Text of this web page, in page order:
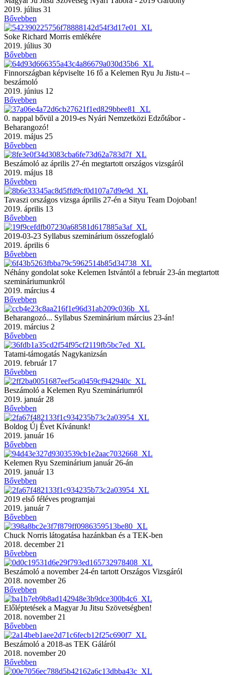
2019. július 31
Bővebben
Soke Richard Morris emlékére
2019. július 30
Bővebben
Finnországban képviselte 16 fő a Kelemen Ryu Ju Jistu-t –
beszámoló
2019. június 12
Bővebben
0. nappal bővül a 2019-es Nyári Nemzetközi Edzőtábor -
Beharangozó!
2019. május 25
Bővebben
Beszámoló az április 27-én megtartott országos vizsgáról
2019. május 18
Bővebben
Tavaszi országos vizsga április 27-én a Sityu Team Dojoban!
2019. április 13
Bővebben
2019-03-23 Syllabus szeminárium összefoglaló
2019. április 6
Bővebben
Néhány gondolat soke Kelemen Istvántól a február 23-án megtartott
szemináriumunkról
2019. március 4
Bővebben
Beharangozó... Syllabus Szeminárium március 23-án!
2019. március 2
Bővebben
Tatami-támogatás Nagykanizsán
2019. február 17
Bővebben
Beszámoló a Kelemen Ryu Szemináriumról
2019. január 28
Bővebben
Boldog Új Évet Kívánunk!
2019. január 16
Bővebben
Kelemen Ryu Szeminárium január 26-án
2019. január 13
Bővebben
2019 első féléves programjai
2019. január 7
Bővebben
Chuck Norris látogatása hazánkban és a TEK-ben
2018. december 21
Bővebben
Beszámoló a november 24-én tartott Országos Vizsgáról
2018. november 26
Bővebben
Előléptetések a Magyar Ju Jitsu Szövetségben!
2018. november 21
Bővebben
Beszámoló a 2018-as TEK Gáláról
2018. november 20
Bővebben